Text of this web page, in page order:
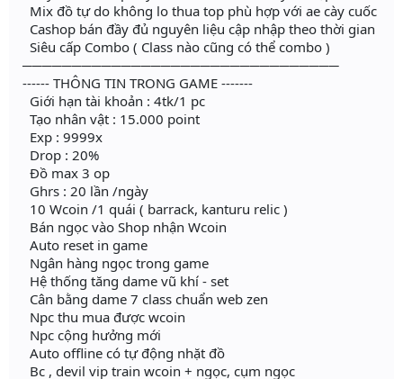
Mix đồ tự do không lo thua top phù hợp với ae cày cuốc
Cashop bán đầy đủ nguyên liệu cập nhập theo thời gian
Siêu cấp Combo ( Class nào cũng có thể combo )
────────────────────────────────
------ THÔNG TIN TRONG GAME -------
Giới hạn tài khoản : 4tk/1 pc
Tạo nhân vật : 15.000 point
Exp : 9999x
Drop : 20%
Đồ max 3 op
Ghrs : 20 lần /ngày
10 Wcoin /1 quái ( barrack, kanturu relic )
Bán ngọc vào Shop nhận Wcoin
Auto reset in game
Ngân hàng ngọc trong game
Hệ thống tăng dame vũ khí - set
Cân bằng dame 7 class chuẩn web zen
Npc thu mua được wcoin
Npc cộng hưởng mới
Auto offline có tự động nhặt đồ
Bc , devil vip train wcoin + ngọc, cụm ngọc